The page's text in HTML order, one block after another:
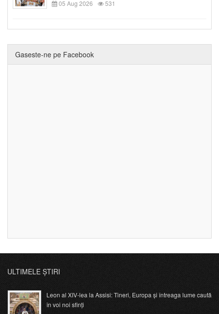
05 Aug 2026 531
Gaseste-ne pe Facebook
ULTIMELE ȘTIRI
Leon al XIV-lea la Assisi: Tineri, Europa și întreaga lume caută
în voi noi sfinți